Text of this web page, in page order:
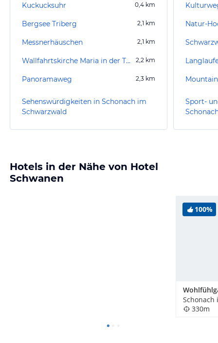
Kuckucksuhr 0,4 km
Bergsee Triberg 2,1 km
Messnerhäuschen 2,1 km
Wallfahrtskirche Maria in der Tanne 2,2 km
Panoramaweg 2,3 km
Sehenswürdigkeiten in Schonach im
Schwarzwald
Natur-
Sport-
Hotels in der Nähe von Hotel
Schwanen
100%
330m